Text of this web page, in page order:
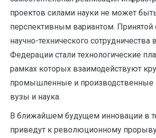
проектов силами науки не может
перспективным вариантом.
научно-технического сотрудничества
Федерации стали технологические
рамках которых взаимодействуют
промышленные и производственные
вузы и наука.
В ближайшем будущем инновации в
приведут к революционному